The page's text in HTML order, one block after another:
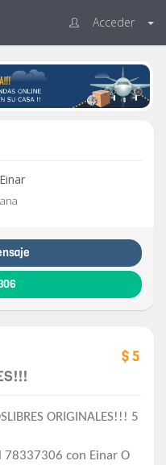
Acceder
$ 5
ORIGINALES!!! 5
con Einar O